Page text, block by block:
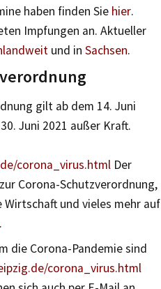
haben finden Sie hier.
Impfungen an. Aktueller
und in Sachsen.
gilt ab dem 14. Juni
Juni 2021 außer Kraft.
corona_virus.html Der
Corona-Schutzverordnung,
und vieles mehr auf
.
die Corona-Pandemie sind
corona_virus.html